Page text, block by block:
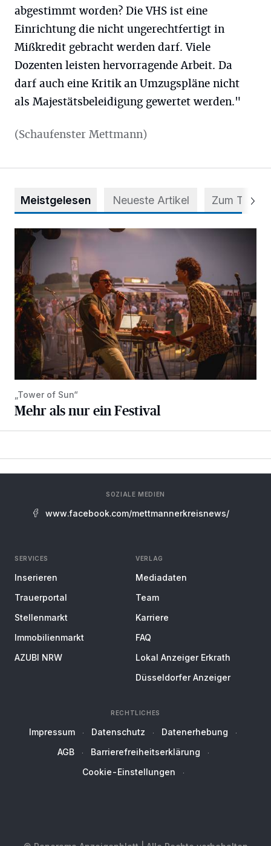
abgestimmt worden? Die VHS ist eine
Einrichtung die nicht ungerechtfertigt in
Mißkredit gebracht werden darf. Viele
Dozenten leisten hervorragende Arbeit. Da
darf auch eine Kritik an Umzugspläne nicht
als Majestätsbeleidigung gewertet werden."
(Schaufenster Mettmann)
Meistgelesen Neueste Artikel Zum Thema
Mehr als nur ein Festival
„Tower of Sun“
Mehr als nur ein Festival
SOZIALE MEDIEN
www.facebook.com/mettmannerkreisnews/
SERVICES
Inserieren
Trauerportal
Stellenmarkt
Immobilienmarkt
AZUBI NRW
VERLAG
Mediadaten
Team
Karriere
FAQ
Lokal Anzeiger Erkrath
Düsseldorfer Anzeiger
RECHTLICHES
Impressum Datenschutz
Datenerhebung
AGB
Barrierefreiheitserklärung
Cookie-Einstellungen